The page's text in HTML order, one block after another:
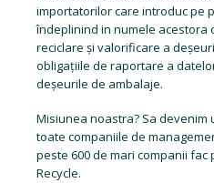
importatorilor care introduc pe
îndeplinind in numele acestora
reciclare și valorificare a
obligațiile de raportare a
deșeurile de ambalaje.
Misiunea noastra? Sa
toate companiile de
peste 600 de mari companii
Recycle.